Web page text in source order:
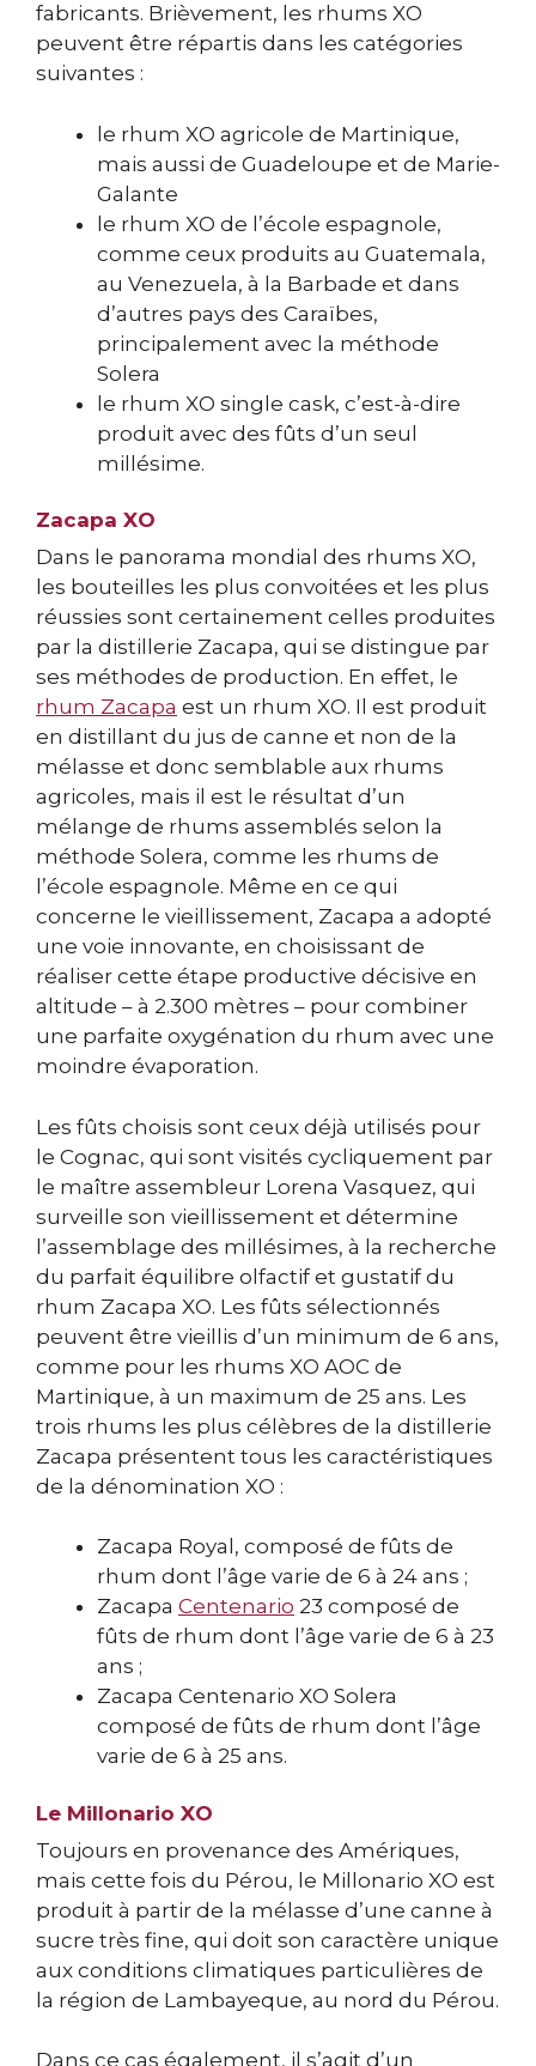
fabricants. Brièvement, les rhums XO
peuvent être répartis dans les catégories
suivantes :
le rhum XO agricole de Martinique,
mais aussi de Guadeloupe et de Marie-
Galante
le rhum XO de l’école espagnole,
comme ceux produits au Guatemala,
au Venezuela, à la Barbade et dans
d’autres pays des Caraïbes,
principalement avec la méthode
Solera
le rhum XO single cask, c’est-à-dire
produit avec des fûts d’un seul
millésime.
Zacapa XO
Dans le panorama mondial des rhums XO,
les bouteilles les plus convoitées et les plus
réussies sont certainement celles produites
par la distillerie Zacapa, qui se distingue par
ses méthodes de production. En effet, le
rhum Zacapa est un rhum XO. Il est produit
en distillant du jus de canne et non de la
mélasse et donc semblable aux rhums
agricoles, mais il est le résultat d’un
mélange de rhums assemblés selon la
méthode Solera, comme les rhums de
l’école espagnole. Même en ce qui
concerne le vieillissement, Zacapa a adopté
une voie innovante, en choisissant de
réaliser cette étape productive décisive en
altitude – à 2.300 mètres – pour combiner
une parfaite oxygénation du rhum avec une
moindre évaporation.
Les fûts choisis sont ceux déjà utilisés pour
le Cognac, qui sont visités cycliquement par
le maître assembleur Lorena Vasquez, qui
surveille son vieillissement et détermine
l’assemblage des millésimes, à la recherche
du parfait équilibre olfactif et gustatif du
rhum Zacapa XO. Les fûts sélectionnés
peuvent être vieillis d’un minimum de 6 ans,
comme pour les rhums XO AOC de
Martinique, à un maximum de 25 ans. Les
trois rhums les plus célèbres de la distillerie
Zacapa présentent tous les caractéristiques
de la dénomination XO :
Zacapa Royal, composé de fûts de
rhum dont l’âge varie de 6 à 24 ans ;
Zacapa Centenario 23 composé de
fûts de rhum dont l’âge varie de 6 à 23
ans ;
Zacapa Centenario XO Solera
composé de fûts de rhum dont l’âge
varie de 6 à 25 ans.
Le Millonario XO
Toujours en provenance des Amériques,
mais cette fois du Pérou, le Millonario XO est
produit à partir de la mélasse d’une canne à
sucre très fine, qui doit son caractère unique
aux conditions climatiques particulières de
la région de Lambayeque, au nord du Pérou.
Dans ce cas également, il s’agit d’un